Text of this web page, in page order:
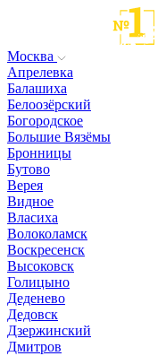
Москва
Апрелевка
Балашиха
Белоозёрский
Богородское
Большие Вязёмы
Бронницы
Бутово
Верея
Видное
Власиха
Волоколамск
Воскресенск
Высоковск
Голицыно
Деденево
Дедовск
Дзержинский
Дмитров